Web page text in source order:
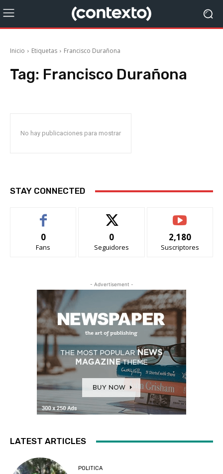
Inicio Etiquetas Francisco Durañona
Tag: Francisco Durañona
No hay publicaciones para mostrar
STAY CONNECTED
0
Fans
0
Seguidores
2,180
Suscriptores
- Advertisement -
LATEST ARTICLES
POLITICA